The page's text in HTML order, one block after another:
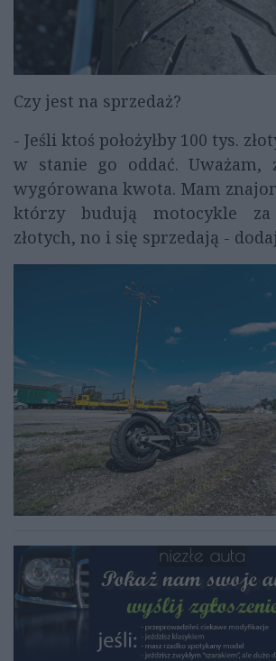
Czy jest na sprzedaż?
- Jeśli ktoś położyłby 100 tys.
w stanie go oddać.
wygórowana kwota. Mam
którzy budują motocykle za
złotych, no i się sprzedają -